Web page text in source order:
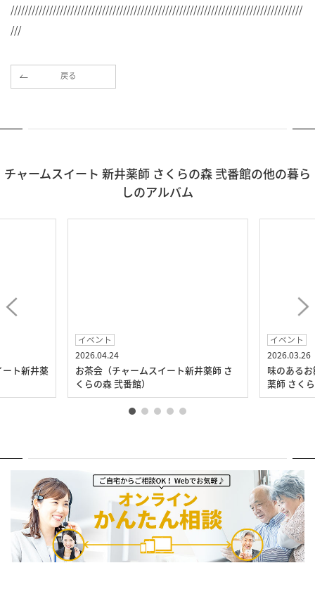
///////////////////////////////////////////////////////////////////////////////////
///
戻る
チャームスイート 新井薬師 さくらの森 弐番館の他の暮ら
しのアルバム
ト新井薬
イベント
2026.04.24
お茶会（チャームスイート新井薬師 さ
くらの森 弐番館）
イベント
2026.03.26
味のある
薬師 さく